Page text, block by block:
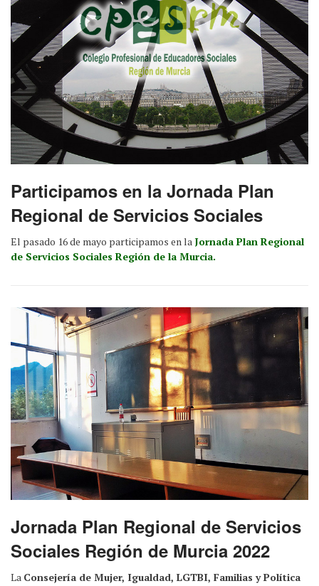
Participamos en la Jornada Plan
Regional de Servicios Sociales
El pasado 16 de mayo participamos en la Jornada Plan Regional
de Servicios Sociales Región de la Murcia.
Jornada Plan Regional de Servicios
Sociales Región de Murcia 2022
La Consejería de Mujer, Igualdad, LGTBI, Familias y Política